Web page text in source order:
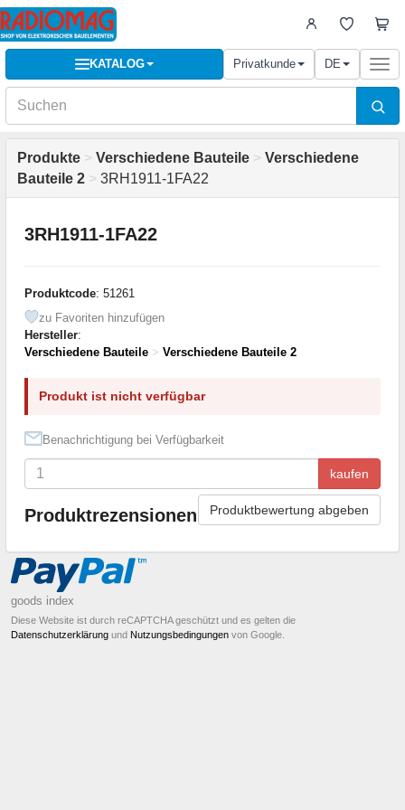
KATALOG Privatkunde DE
Produkte > Verschiedene Bauteile > Verschiedene
Bauteile 2 > 3RH1911-1FA22
3RH1911-1FA22
Produktcode: 51261
zu Favoriten hinzufügen
Hersteller:
Verschiedene Bauteile > Verschiedene Bauteile 2
Produkt ist nicht verfügbar
Benachrichtigung bei Verfügbarkeit
kaufen
Produktrezensionen Produktbewertung abgeben
goods index
Diese Website ist durch reCAPTCHA geschützt und es gelten die
Datenschutzerklärung und Nutzungsbedingungen von Google.